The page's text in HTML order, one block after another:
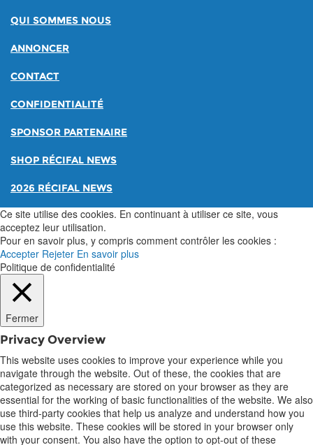
QUI SOMMES NOUS
ANNONCER
CONTACT
CONFIDENTIALITÉ
SPONSOR PARTENAIRE
SHOP RÉCIFAL NEWS
2026 RÉCIFAL NEWS
Ce site utilise des cookies. En continuant à utiliser ce site, vous
acceptez leur utilisation.
Pour en savoir plus, y compris comment contrôler les cookies :
Accepter Rejeter En savoir plus
Politique de confidentialité
Fermer
Privacy Overview
This website uses cookies to improve your experience while you
navigate through the website. Out of these, the cookies that are
categorized as necessary are stored on your browser as they are
essential for the working of basic functionalities of the website. We also
use third-party cookies that help us analyze and understand how you
use this website. These cookies will be stored in your browser only
with your consent. You also have the option to opt-out of these